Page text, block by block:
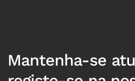
Mantenha-se